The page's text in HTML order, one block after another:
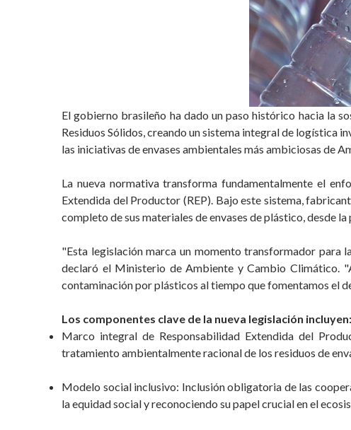
El gobierno brasileño ha dado un paso histórico hacia la
Residuos Sólidos, creando un sistema integral de logística
las iniciativas de envases ambientales más ambiciosas de
La nueva normativa transforma fundamentalmente el
Extendida del Productor (REP). Bajo este sistema,
completo de sus materiales de envases de plástico, desde
"Esta legislación marca un momento transformador para
declaró el Ministerio de Ambiente y Cambio Climático.
contaminación por plásticos al tiempo que fomentamos el
Los componentes clave de la nueva legislación incluyen:
Marco integral de Responsabilidad Extendida del
tratamiento ambientalmente racional de los residuos de
Modelo social inclusivo: Inclusión obligatoria de las
la equidad social y reconociendo su papel crucial en el